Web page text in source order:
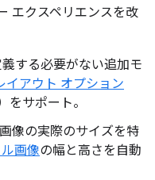
エクスペリエンスを改
する必要がない追加モ
イアウト オプション
をサポート。
像の実際のサイズを特
画像の幅と高さを自動